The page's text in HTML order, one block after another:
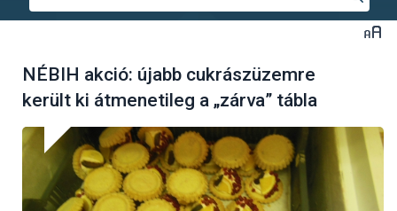
NÉBIH akció: újabb cukrászüzemre
került ki átmenetileg a „zárva” tábla